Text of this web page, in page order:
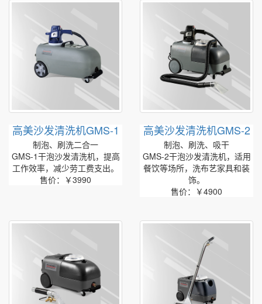
高美沙发清洗机GMS-1
制泡、刷洗二合一
GMS-1干泡沙发清洗机，提高
工作效率，减少劳工费支出。
售价：￥3990
高美沙发清洗机GMS-2
制泡、刷洗、吸干
GMS-2干泡沙发清洗机，适用
餐饮等场所，洗布艺家具和装
饰。
售价：￥4900